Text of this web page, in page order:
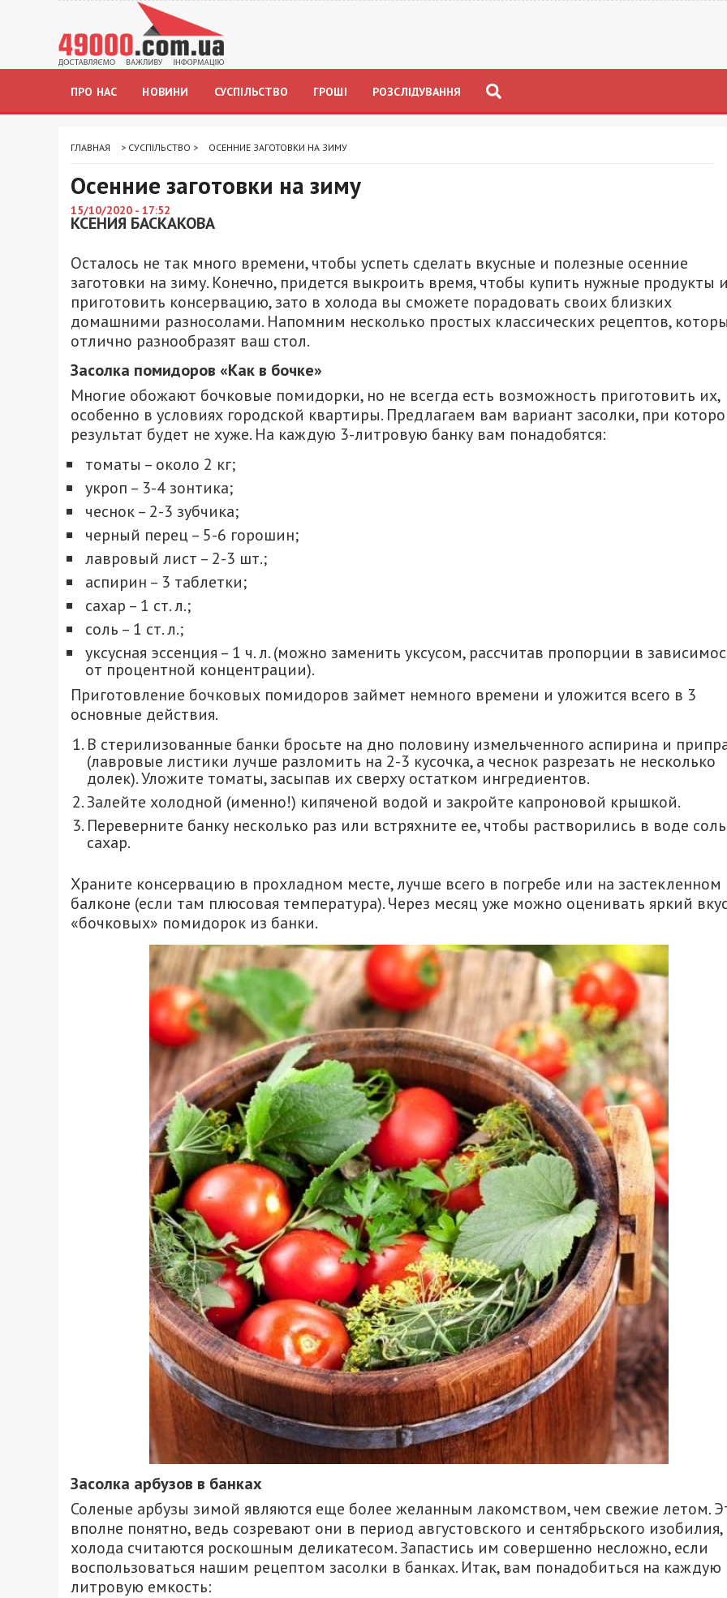
ПРО НАС НОВИНИ СУСПІЛЬСТВО ГРОШІ РОЗСЛІДУВАННЯ
ГЛАВНАЯ > СУСПІЛЬСТВО > ОСЕННИЕ ЗАГОТОВКИ НА ЗИМУ
Осенние заготовки на зиму
15/10/2020 - 17:52
КСЕНИЯ БАСКАКОВА
Осталось не так много времени, чтобы успеть сделать вкусные и полезные осенние
заготовки на зиму. Конечно, придется выкроить время, чтобы купить нужные продукты
приготовить консервацию, зато в холода вы сможете порадовать своих близких
домашними разносолами. Напомним несколько простых классических рецептов,
отлично разнообразят ваш стол.
Засолка помидоров «Как в бочке»
Многие обожают бочковые помидорки, но не всегда есть возможность приготовить их,
особенно в условиях городской квартиры. Предлагаем вам вариант засолки, при
результат будет не хуже. На каждую 3-литровую банку вам понадобятся:
томаты – около 2 кг;
укроп – 3-4 зонтика;
чеснок – 2-3 зубчика;
черный перец – 5-6 горошин;
лавровый лист – 2-3 шт.;
аспирин – 3 таблетки;
сахар – 1 ст. л.;
соль – 1 ст. л.;
уксусная эссенция – 1 ч. л. (можно заменить уксусом, рассчитав пропорции в
от процентной концентрации).
Приготовление бочковых помидоров займет немного времени и уложится всего в 3
основные действия.
В стерилизованные банки бросьте на дно половину измельченного аспирина и
(лавровые листики лучше разломить на 2-3 кусочка, а чеснок разрезать не несколько
долек). Уложите томаты, засыпав их сверху остатком ингредиентов.
Залейте холодной (именно!) кипяченой водой и закройте капроновой крышкой.
Переверните банку несколько раз или встряхните ее, чтобы растворились в воде
сахар.
Храните консервацию в прохладном месте, лучше всего в погребе или на застекленном
балконе (если там плюсовая температура). Через месяц уже можно оценивать яркий
«бочковых» помидорок из банки.
Засолка арбузов в банках
Соленые арбузы зимой являются еще более желанным лакомством, чем свежие летом.
вполне понятно, ведь созревают они в период августовского и сентябрьского изобилия,
холода считаются роскошным деликатесом. Запастись им совершенно несложно, если
воспользоваться нашим рецептом засолки в банках. Итак, вам понадобиться на каждую
литровую емкость: